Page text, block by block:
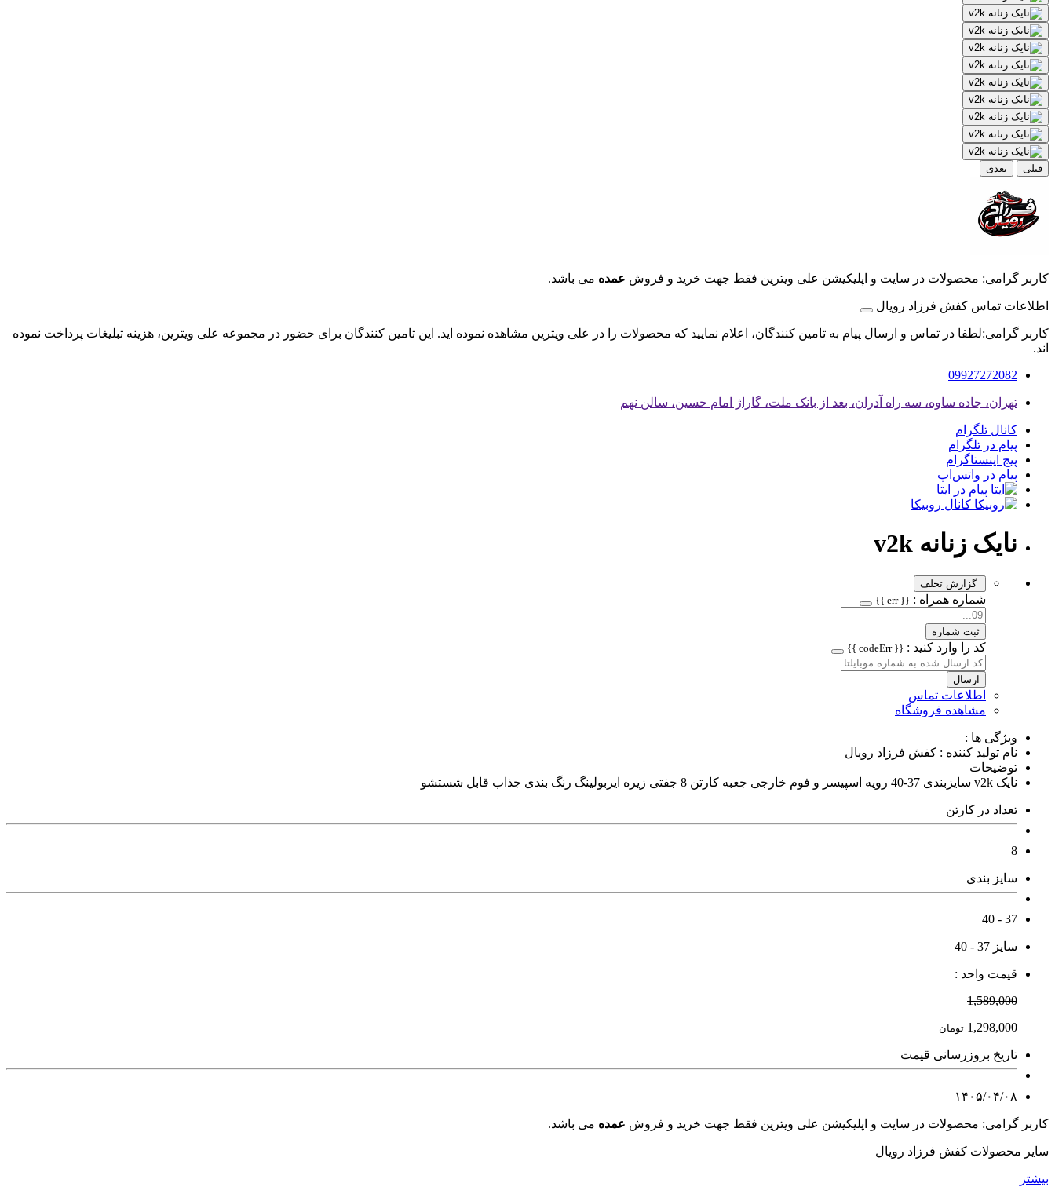
قبلی بعدی
کاربر گرامی: محصولات در سایت و اپلیکیشن علی ویترین فقط جهت خرید و فروش عمده می باشد.
اطلاعات تماس کفش فرزاد رویال
کاربر گرامی:لطفا در تماس و ارسال پیام به تامین کنندگان، اعلام نمایید که محصولات را در علی ویترین مشاهده نموده اید. این تامین کنندگان برای حضور در مجموعه علی ویترین، هزینه تبلیغات پرداخت نموده
اند.
09927272082
تهران، جاده ساوه، سه راه آدران، بعد از بانک ملت، گاراژ امام حسین، سالن نهم
کانال تلگرام
پیام در تلگرام
پیج اینستاگرام
پیام در واتس‌اپ
پیام در ایتا
کانال روبیکا
نایک زنانه v2k
گزارش تخلف
شماره همراه : {{ err }}
ثبت شماره
کد را وارد کنید : {{ codeErr }}
ارسال
اطلاعات تماس
مشاهده فروشگاه
ویژگی ها :
نام تولید کننده : کفش فرزاد رویال
توضیحات
نایک v2k سایزبندی 37-40 رویه اسپیسر و فوم خارجی جعبه کارتن 8 جفتی زیره ایربولینگ رنگ بندی جذاب قابل شستشو
تعداد در کارتن
8
سایز بندی
37 - 40
سایز 37 - 40
قیمت واحد :
1,589,000
1,298,000 تومان
تاریخ بروزرسانی قیمت
۱۴۰۵/۰۴/۰۸
کاربر گرامی: محصولات در سایت و اپلیکیشن علی ویترین فقط جهت خرید و فروش عمده می باشد.
سایر محصولات کفش فرزاد رویال
بیشتر